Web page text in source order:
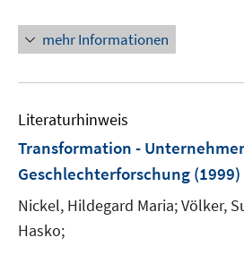
mehr Informationen
Literaturhinweis
Transformation -
Geschlechterforschung (1999)
Nickel, Hildegard Maria;Völker,
Hasko;